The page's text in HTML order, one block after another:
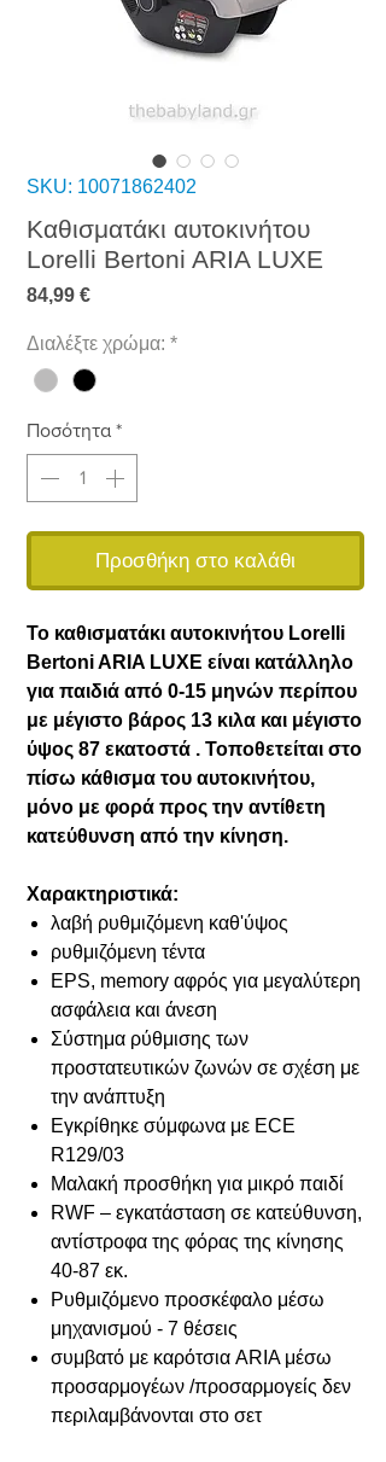
SKU: 10071862402
Καθισματάκι αυτοκινήτου
Lorelli Bertoni ARIA LUXE
84,99 €Τιμή
Διαλέξτε χρώμα: *
Ποσότητα *
Προσθήκη στο καλάθι
Το καθισματάκι αυτοκινήτου Lorelli
Bertoni ARIA LUXE είναι κατάλληλο
για παιδιά από 0-15 μηνών περίπου
με μέγιστο βάρος 13 κιλα και μέγιστο
ύψος 87 εκατοστά . Τοποθετείται στο
πίσω κάθισμα του αυτοκινήτου,
μόνο με φορά προς την αντίθετη
κατεύθυνση από την κίνηση.
Χαρακτηριστικά:
λαβή ρυθμιζόμενη καθ'ύψος
ρυθμιζόμενη τέντα
EPS, memory αφρός για μεγαλύτερη
ασφάλεια και άνεση
Σύστημα ρύθμισης των
προστατευτικών ζωνών σε σχέση με
την ανάπτυξη
Εγκρίθηκε σύμφωνα με ECE
R129/03
Μαλακή προσθήκη για μικρό παιδί
RWF – εγκατάσταση σε κατεύθυνση,
αντίστροφα της φόρας της κίνησης
40-87 εκ.
Ρυθμιζόμενο προσκέφαλο μέσω
μηχανισμού - 7 θέσεις
συμβατό με καρότσια ARIA μέσω
προσαρμογέων /προσαρμογείς δεν
περιλαμβάνονται στο σετ